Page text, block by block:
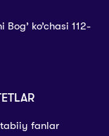
ko’chasi 112-
fanlar